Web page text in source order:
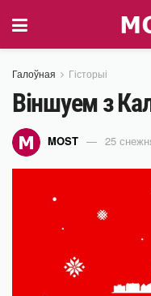
Галоўная Гісторыі
Віншуем з
MOST 25